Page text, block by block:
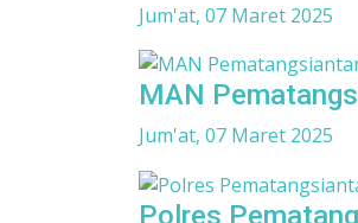
Jum'at, 07 Maret 2025
MAN
Jum'at, 07 Maret 2025
Polres